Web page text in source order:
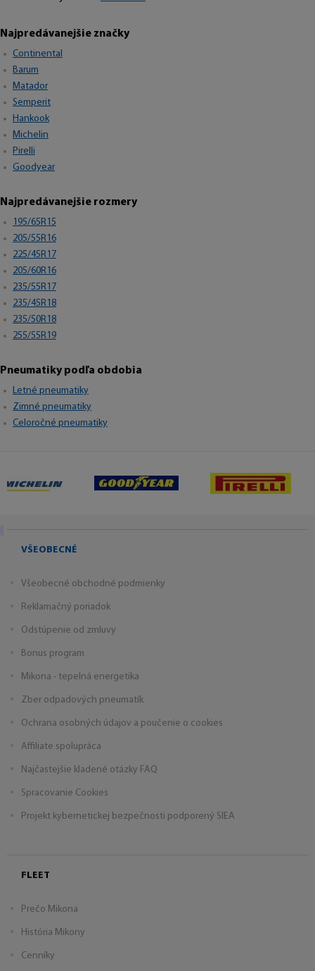
Najpredávanejšie značky
Continental
Barum
Matador
Semperit
Hankook
Michelin
Pirelli
Goodyear
Najpredávanejšie rozmery
195/65R15
205/55R16
225/45R17
205/60R16
235/55R17
235/45R18
235/50R18
255/55R19
Pneumatiky podľa obdobia
Letné pneumatiky
Zimné pneumatiky
Celoročné pneumatiky
VŠEOBECNÉ
Všeobecné obchodné podmienky
Reklamačný poriadok
Odstúpenie od zmluvy
Bonus program
Mikona - tepelná energetika
Zber odpadových pneumatík
Ochrana osobných údajov a poučenie o cookies
Affiliate spolupráca
Najčastejšie kladené otázky FAQ
Spracovanie Cookies
Projekt kybernetickej bezpečnosti podporený SIEA
FLEET
Prečo Mikona
História Mikony
Cenníky